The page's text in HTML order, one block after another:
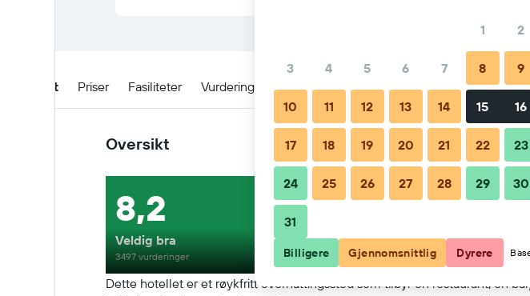
Oversikt Priser Fasiliteter Vurderinger Beliggenhet Tips & FAQs
Oversikt
Dette hotellet er et røykfritt overnattingssted som tilbyr en restaurant, en
8,2
Veldig bra
3497 vurderinger
1 2
3 4 5 6 7 8 9
10 11 12 13 14 15 16
17 18 19 20 21 22 23
24 25 26 27 28 29 30
31
Billigere Gjennomsnittlig Dyrere